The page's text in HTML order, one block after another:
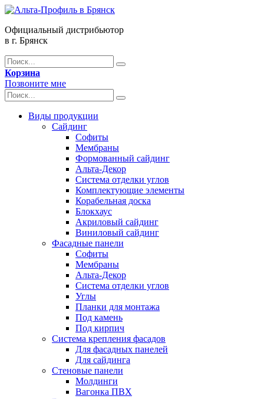
Официальный дистрибьютор
в г. Брянск
Корзина
Позвоните мне
Виды продукции
Сайдинг
Софиты
Мембраны
Формованный сайдинг
Альта-Декор
Система отделки углов
Комплектующие элементы
Корабельная доска
Блокхаус
Акриловый сайдинг
Виниловый сайдинг
Фасадные панели
Софиты
Мембраны
Альта-Декор
Система отделки углов
Углы
Планки для монтажа
Под камень
Под кирпич
Система крепления фасадов
Для фасадных панелей
Для сайдинга
Стеновые панели
Молдинги
Вагонка ПВХ